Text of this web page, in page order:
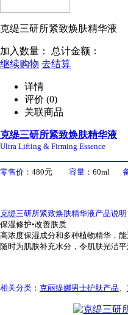
克缇三研所紧致焕肤精华液
加入数量： 总计金额：
继续购物 去结算
详情
评价 (0)
关联商品
克缇三研所紧致焕肤精华液
Ultra Lifting & Firming Essence
零售价： 480元 容量： 60ml
克缇三研所紧致焕肤精华液产品说明
保湿修护•改善肤质
高浓度保湿成分和多种植物精华，
随时为肌肤补充水分，令肌肤光洁平
相关分类： 克丽缇娜男士护肤产品、